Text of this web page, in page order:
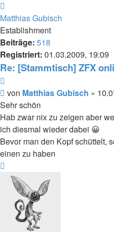
oben
Matthias Gubisch
Establishment
Beiträge: 518
Registriert: 01.03.2009, 19:09
Re: [Stammtisch] ZFX
Beitrag
von Matthias Gubisch »
Sehr schön
Hab zwar nix zu zeigen aber
ich diesmal wieder dabei 😀
Bevor man den Kopf schüttelt,
einen zu haben
oben